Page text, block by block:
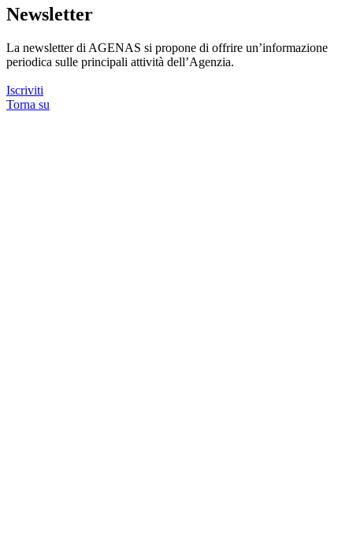
Newsletter
La newsletter di AGENAS si propone di offrire un’informazione
periodica sulle principali attività dell’Agenzia.
Iscriviti
Torna su